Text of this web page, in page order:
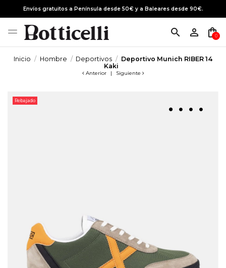
Envíos gratuitos a Península desde 50€ y a Baleares desde 90€.
search person_outline shopping_bag
0
Inicio Hombre Deportivos
Deportivo Munich RIBER 14
Kaki
Anterior | Siguiente
Rebajado